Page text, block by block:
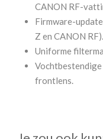
CANON RF-
Firmware-
Z en CANON RF).
Uniforme
frontlens.